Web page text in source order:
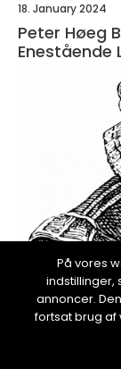
18. January 2024
Peter Høeg
Enestående
På vores
indstillinger,
annoncer.
fortsat brug